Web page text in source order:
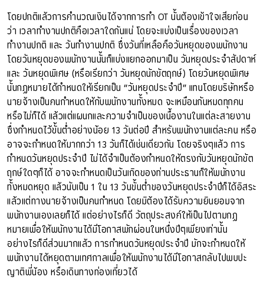
โดยปกติแล้วการคำนวณเงินได้จากการทำ OT นั้นต้องเข้าใจเสียก่อน
ว่า เวลาทำงานปกติคือเวลาใดกันแน่ โดยจะแบ่งเป็นเรื่องของเวลา
ทำงานปกติ และ วันทำงานปกติ ซึ่งวันที่เหลือคือวันหยุดของพนักงาน
โดยวันหยุดของพนักงานนั้นก็แบ่งแยกออกมาเป็น วันหยุดประจำสัปดาห์
และ วันหยุดพิเศษ (หรือเรียกว่า วันหยุดนักขัตฤกษ์) โดยวันหยุดพิเศษ
นั้นกฏหมายได้กำหนดให้เรียกเป็น “วันหยุดประจำปี” แทนโดยบริษัทหรือ
นายจ้างเป็นคนกำหนดให้กับพนักงานทั้งหมด จะเหมือนกันหมดทุกคน
หรือไม่ก็ได้ แล้วแต่แผนกและความจำเป็นของเนื้องานในแต่ละสายงาน
ซึ่งกำหนดไว้ขั้นต่ำอย่างน้อย 13 วันต่อปี สำหรับพนักงานแต่ละคน หรือ
อาจจะกำหนดให้มากกว่า 13 วันก็ได้เช่นเดียวกัน โดยจริงๆแล้ว การ
กำหนดวันหยุดประจำปี ไม่ได้จำเป็นต้องกำหนดให้ตรงกับวันหยุดนักขัต
ฤกษ์ใดๆก็ได้ อาจจะกำหนดเป็นวันเกิดของท่านประธานก็ให้พนักงาน
ทั้งหมดหยุด แล้วนับเป็น 1 ใน 13 วันขั้นต่ำของวันหยุดประจำปีก็ได้อิสระ
แล้วแต่ทางนายจ้างเป็นคนกำหนด โดยมิต้องได้รับความยินยอมจาก
พนักงานเองเลยก็ได้ แต่อย่างไรก็ดี วัตถุประสงค์ให้เป็นไปตามกฏ
หมายเพื่อให้พนักงานได้มีโอกาสพักผ่อนในหนึ่งปีๆเพียงเท่านั้น
อย่างไรก็ดีส่วนมากแล้ว การกำหนดวันหยุดประจำปี มักจะกำหนดให้
พนักงานได้หยุดตามเทศกาลเพื่อให้พนักงานได้มีโอกาสกลับไปพบปะ
ญาติพี่น้อง หรือเดินทางท่องเที่ยวได้